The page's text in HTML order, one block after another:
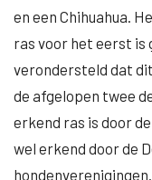
en een Chihuahua.
ras voor het eerst
verondersteld dat
de afgelopen twee
erkend ras is door
wel erkend door de
hondenverenigingen.